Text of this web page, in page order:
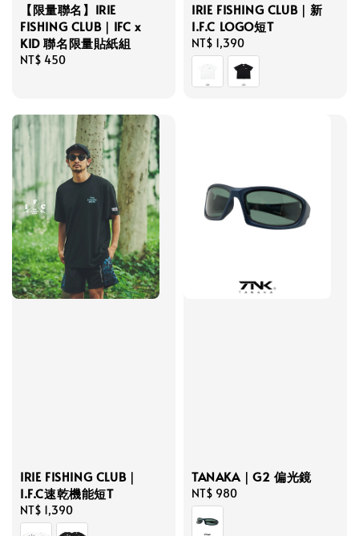
【限量聯名】IRIE
FISHING CLUB｜IFC x
KID 聯名限量貼紙組
Regular
NT$ 450
IRIE FISHING CLUB｜新
I.F.C LOGO短T
Regular
price
NT$ 1,390
IRIE FISHING CLUB｜
I.F.C速乾機能短T
Regular
price
NT$ 1,390
TANAKA｜G2 偏光鏡
Regular
price
NT$ 980